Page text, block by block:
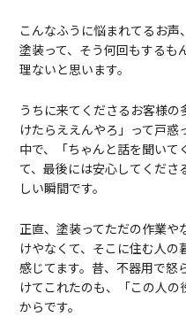
こんなふうに悩まれてるお
塗装って、そう何回もするも
理ないと思います。
うちに来てくださるお客様
けたらええんやろ」って戸惑
中で、「ちゃんと話を聞いて
て、最後には安心してくださ
しい瞬間です。
正直、塗装ってただの作業や
けやなくて、そこに住む人
感じてます。昔、不器用で怒
けてこれたのも、「この人
からです。